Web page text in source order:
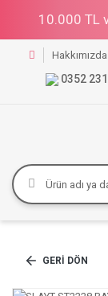
10.000 TL
Hakkımızda
0352
GERI DÖN